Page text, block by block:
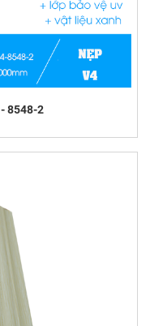
8548-2